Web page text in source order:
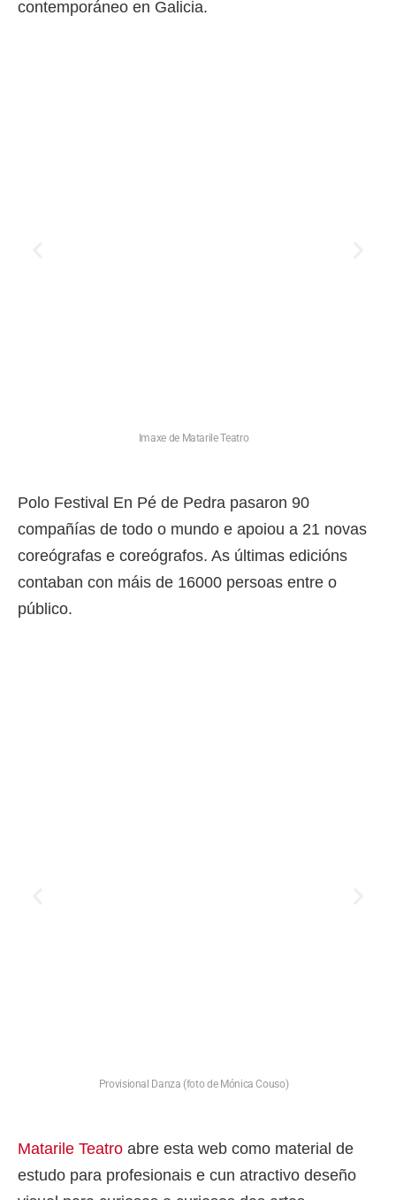
contemporáneo en Galicia.
Imaxe de Matarile Teatro
Polo Festival En Pé de Pedra pasaron 90
compañías de todo o mundo e apoiou a 21 novas
coreógrafas e coreógrafos. As últimas edicións
contaban con máis de 16000 persoas entre o
público.
Provisional Danza (foto de Mónica Couso)
Matarile Teatro abre esta web como material de
estudo para profesionais e cun atractivo deseño